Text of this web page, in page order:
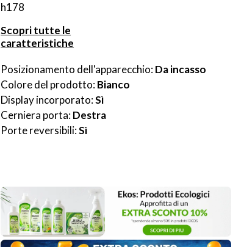
h178
Scopri tutte le
caratteristiche
Posizionamento dell'apparecchio: Da incasso
Colore del prodotto: Bianco
Display incorporato: Sì
Cerniera porta: Destra
Porte reversibili: Sì